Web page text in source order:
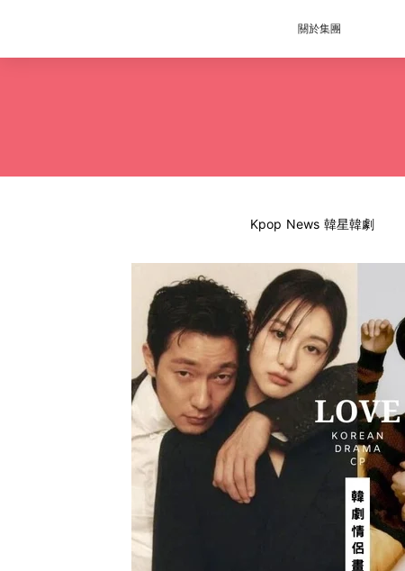
關於集團
Kpop News 韓星韓劇